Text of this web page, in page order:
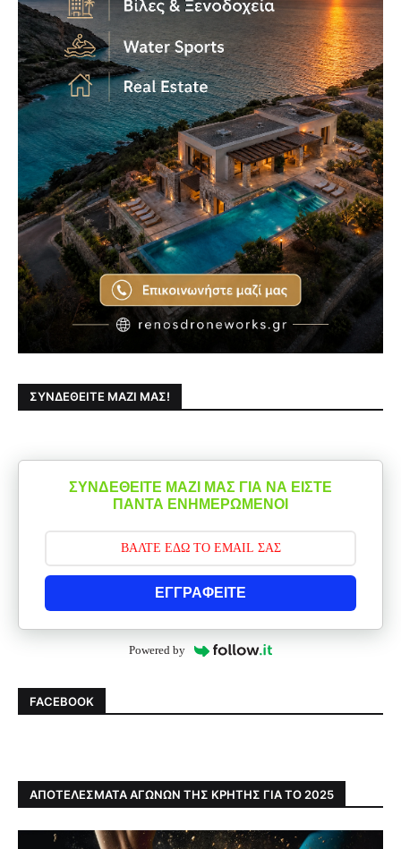
ΣΥΝΔΕΘΕΊΤΕ ΜΑΖΊ ΜΑΣ!
ΣΥΝΔΕΘΕΙΤΕ ΜΑΖΙ ΜΑΣ ΓΙΑ ΝΑ ΕΙΣΤΕ
ΠΑΝΤΑ ΕΝΗΜΕΡΩΜΕΝΟΙ
ΕΓΓΡΑΦΕΙΤΕ
Powered by
FACEBOOK
ΑΠΟΤΕΛΕΣΜΑΤΑ ΑΓΩΝΩΝ ΤΗΣ ΚΡΗΤΗΣ ΓΙΑ ΤΟ 2025